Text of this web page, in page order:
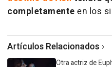
completamente en los
Artículos Relacionados
Otra actriz de